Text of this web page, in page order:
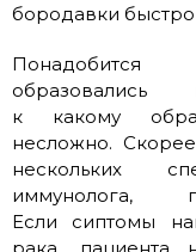
бородавки быстро
к какому
несложно.
нескольких
иммунолога,
Если сиптомы